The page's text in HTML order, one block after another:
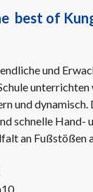
best of
und
und
schnelle Hand-
an Fußstößen